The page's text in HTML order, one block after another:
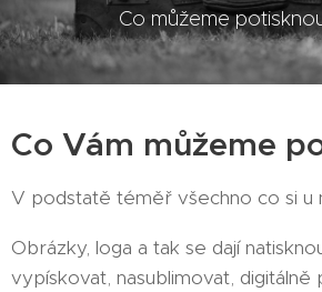
Co můžeme
Co Vám můžeme
V podstatě téměř všechno co si u
Obrázky, loga a tak se dají
vypískovat, nasublimovat, digitálně